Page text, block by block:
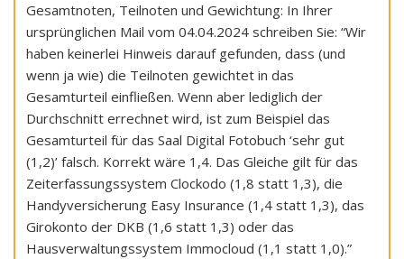
Gesamtnoten, Teilnoten und Gewichtung: In Ihrer
ursprünglichen Mail vom 04.04.2024 schreiben Sie: “Wir
haben keinerlei Hinweis darauf gefunden, dass (und
wenn ja wie) die Teilnoten gewichtet in das
Gesamturteil einfließen. Wenn aber lediglich der
Durchschnitt errechnet wird, ist zum Beispiel das
Gesamturteil für das Saal Digital Fotobuch ‘sehr gut
(1,2)’ falsch. Korrekt wäre 1,4. Das Gleiche gilt für das
Zeiterfassungssystem Clockodo (1,8 statt 1,3), die
Handyversicherung Easy Insurance (1,4 statt 1,3), das
Girokonto der DKB (1,6 statt 1,3) oder das
Hausverwaltungssystem Immocloud (1,1 statt 1,0).”